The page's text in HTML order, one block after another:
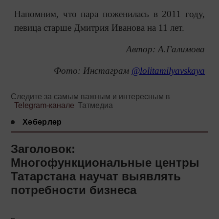
Напомним, что пара поженилась в 2011 году,
певица старше Дмитрия Иванова на 11 лет.
Автор: А.Галимова
Фото: Инстаграм @lolitamilyavskaya
Следите за самым важным и интересным в
Telegram-канале Татмедиа
Хәбәрләр
Заголовок:
Многофункциональные центры
Татарстана научат выявлять
потребности бизнеса